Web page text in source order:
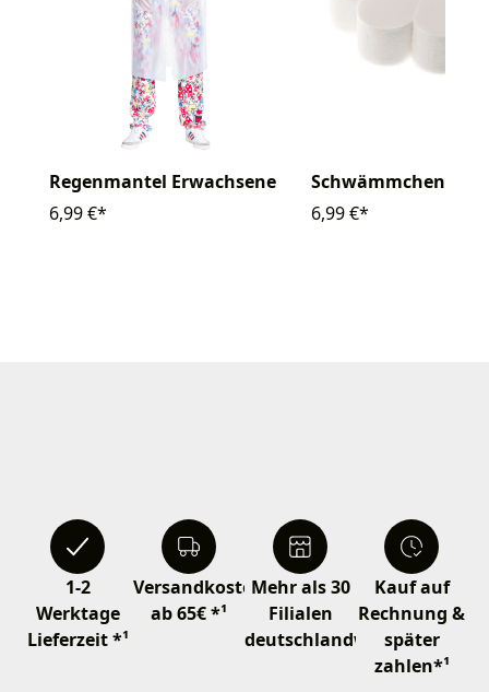
Regenmantel Erwachsene
6,99 €*
Schwämmchen
6,99 €*
1-2
Werktage
Lieferzeit *¹
Versandkostenfrei
ab 65€ *¹
Mehr als 30
Filialen
deutschlandweit
Kauf auf
Rechnung &
später
zahlen*¹